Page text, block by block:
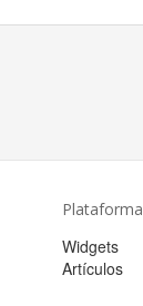
Plataforma
Widgets
Artículos